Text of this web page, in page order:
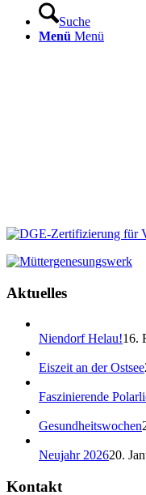
Suche
Menü Menü
Aktuelles
Niendorf Helau!16.
Eiszeit an der Ostsee
Faszinierende
Gesundheitswochen
Neujahr 202620.
Kontakt